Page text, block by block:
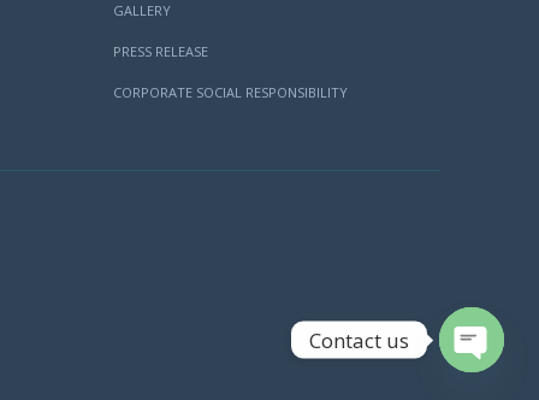
GALLERY
PRESS RELEASE
CORPORATE SOCIAL RESPONSIBILITY
Contact us